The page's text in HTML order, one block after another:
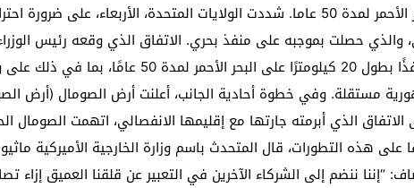
الإنجليزية باتجاه بريطانياويمنح الاتفاق المبرم بين أرض الصومال وإثيوبيا أديس أبابا منفذا على البحر الأحمر لمدة 50 عاما. شددت الولايات
والذي حصلت بموجبه على منفذ بحري. الاتفاق الذي وقعه رئيس
أرض الصومال موسى بيهي عبدي يمنح إثيوبيا، وهي دولة غير ساحلية، منفذًا
مستقلة. وفي خطوة أحادية الجانب، أعلنت أرض الصومال (أرض
الاتفاق الذي أبرمته جارتها مع إقليمها الانفصالي، اتهمت الصومال
هذه التطورات، قال المتحدث باسم وزارة الخارجية الأميركية ماثيو
ننضم إلى الشركاء الآخرين في التعبير عن قلقنا العميق إزاء